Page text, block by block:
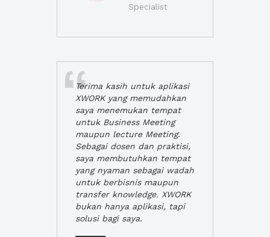
Specialist
Terima kasih untuk aplikasi
XWORK yang memudahkan
saya menemukan tempat
untuk Business Meeting
maupun lecture Meeting.
Sebagai dosen dan praktisi,
saya membutuhkan tempat
yang nyaman sebagai wadah
untuk berbisnis maupun
transfer knowledge. XWORK
bukan hanya aplikasi, tapi
solusi bagi saya.